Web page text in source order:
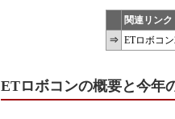
関連リンク
⇒ ETロボコン
ETロボコンの概要と今年